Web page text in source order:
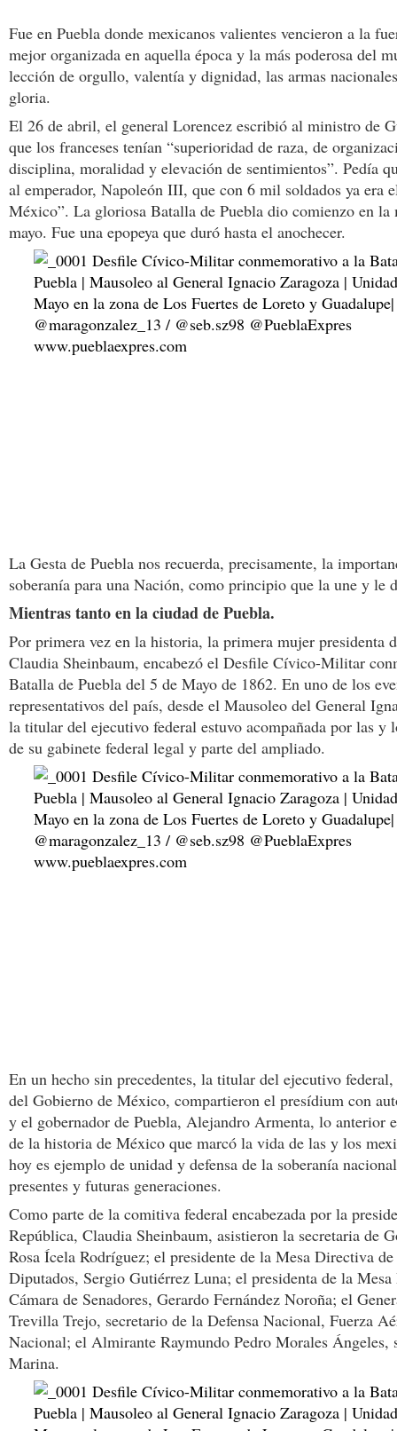
Fue en Puebla donde mexicanos valientes vencieron a la
mejor organizada en aquella época y la más poderosa del
lección de orgullo, valentía y dignidad, las armas
gloria.
El 26 de abril, el general Lorencez escribió al ministro de
que los franceses tenían “superioridad de raza, de
disciplina, moralidad y elevación de sentimientos”. Pedía
al emperador, Napoleón III, que con 6 mil soldados ya era
México”. La gloriosa Batalla de Puebla dio comienzo en la
mayo. Fue una epopeya que duró hasta el anochecer.
La Gesta de Puebla nos recuerda, precisamente, la
soberanía para una Nación, como principio que la une y le
Mientras tanto en la ciudad de Puebla.
Por primera vez en la historia, la primera mujer presidenta
Claudia Sheinbaum, encabezó el Desfile Cívico-Militar
Batalla de Puebla del 5 de Mayo de 1862. En uno de los
representativos del país, desde el Mausoleo del General
la titular del ejecutivo federal estuvo acompañada por las y
de su gabinete federal legal y parte del ampliado.
En un hecho sin precedentes, la titular del ejecutivo
del Gobierno de México, compartieron el presídium con
y el gobernador de Puebla, Alejandro Armenta, lo anterior
de la historia de México que marcó la vida de las y los
hoy es ejemplo de unidad y defensa de la soberanía
presentes y futuras generaciones.
Como parte de la comitiva federal encabezada por la
República, Claudia Sheinbaum, asistieron la secretaria de
Rosa Ícela Rodríguez; el presidente de la Mesa Directiva
Diputados, Sergio Gutiérrez Luna; el presidenta de la
Cámara de Senadores, Gerardo Fernández Noroña; el
Trevilla Trejo, secretario de la Defensa Nacional, Fuerza
Nacional; el Almirante Raymundo Pedro Morales Ángeles,
Marina.